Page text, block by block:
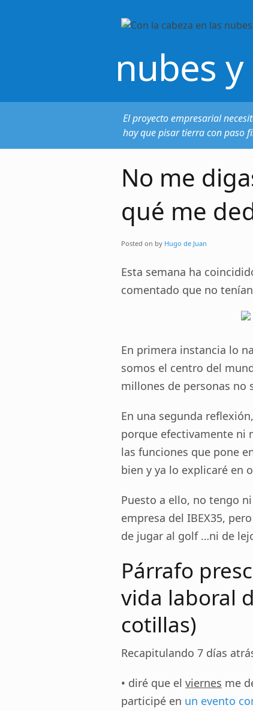
nubes
El proyecto empresarial
hay que pisar tierra con paso
No me
qué me
Posted on by Hugo de Juan
Esta semana ha
comentado que no
En primera instancia lo
somos el centro del
millones de personas no
En una segunda
porque efectivamente ni
las funciones que pone
bien y ya lo explicaré en
Puesto a ello, no tengo
empresa del IBEX35,
de jugar al golf …ni de
Párrafo
vida laboral
cotillas)
Recapitulando 7 días
• diré que el viernes me
participé en un evento